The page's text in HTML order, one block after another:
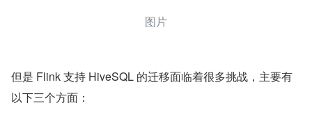
图片
但是 Flink 支持 HiveSQL 的迁移面临着很多挑战，主要有
以下三个方面：